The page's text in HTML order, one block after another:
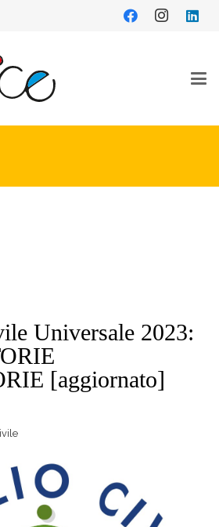
Universale 2023:
[aggiornato]